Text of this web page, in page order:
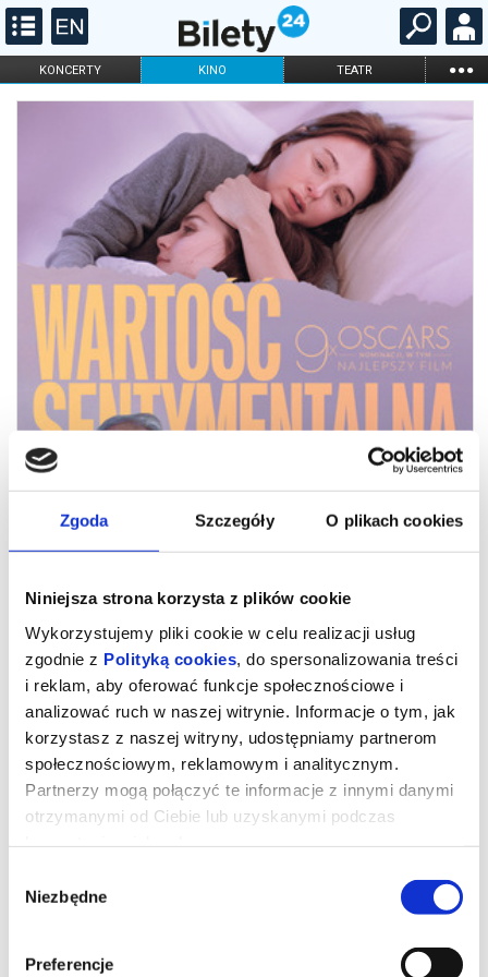
Zgoda Szczegóły O plikach cookies
Niniejsza strona korzysta z plików cookie
Wykorzystujemy pliki cookie w celu realizacji usług
zgodnie z Polityką cookies , do spersonalizowania treści
i reklam, aby oferować funkcje społecznościowe i
analizować ruch w naszej witrynie. Informacje o tym, jak
korzystasz z naszej witryny, udostępniamy partnerom
społecznościowym, reklamowym i analitycznym.
Partnerzy mogą połączyć te informacje z innymi danymi
otrzymanymi od Ciebie lub uzyskanymi podczas
zgody
Niezbędne
Preferencje
KONCERTY KINO TEATR ...
FILHARMONIA OPERA I BALET
STAND-UP
ONLINE KARNETY
Wartość sentymentalna
Nominowany do dziewięciu Oscarów najnowszy film Joachima
Triera, reżysera „Najgorszego człowieka na świecie”, z
nominowanymi do Oscara w kategoriach aktorskich Renate
i najważniejszych filmów tego roku, z muzyką skomponowaną
przez polską kompozytorkę Hanię Rani.